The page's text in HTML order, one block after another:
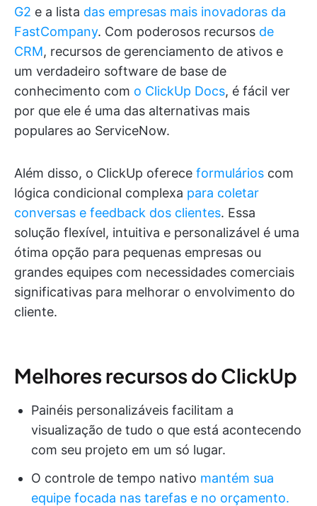
G2 e a lista das empresas mais inovadoras da
FastCompany. Com poderosos recursos de
CRM, recursos de gerenciamento de ativos e
um verdadeiro software de base de
conhecimento com o ClickUp Docs, é fácil ver
por que ele é uma das alternativas mais
populares ao ServiceNow.
Além disso, o ClickUp oferece formulários com
lógica condicional complexa para coletar
conversas e feedback dos clientes. Essa
solução flexível, intuitiva e personalizável é uma
ótima opção para pequenas empresas ou
grandes equipes com necessidades comerciais
significativas para melhorar o envolvimento do
cliente.
Melhores recursos do ClickUp
Painéis personalizáveis facilitam a
visualização de tudo o que está acontecendo
com seu projeto em um só lugar.
O controle de tempo nativo mantém sua
equipe focada nas tarefas e no orçamento.